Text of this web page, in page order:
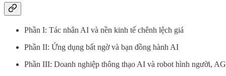
Phần I: Tác nhân AI và nền kinh tế chênh lệch giá
Phần II: Ứng dụng bất ngờ và bạn đồng hành AI
Phần III: Doanh nghiệp thông thạo AI và robot hình người,